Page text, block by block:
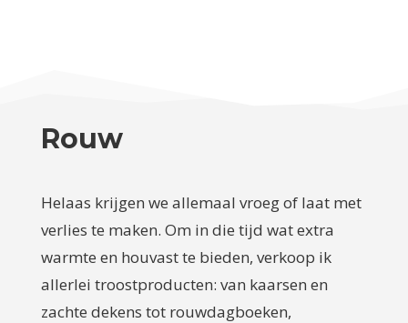
Rouw
Helaas krijgen we allemaal vroeg of laat met
verlies te maken. Om in die tijd wat extra
warmte en houvast te bieden, verkoop ik
allerlei troostproducten: van kaarsen en
zachte dekens tot rouwdagboeken,